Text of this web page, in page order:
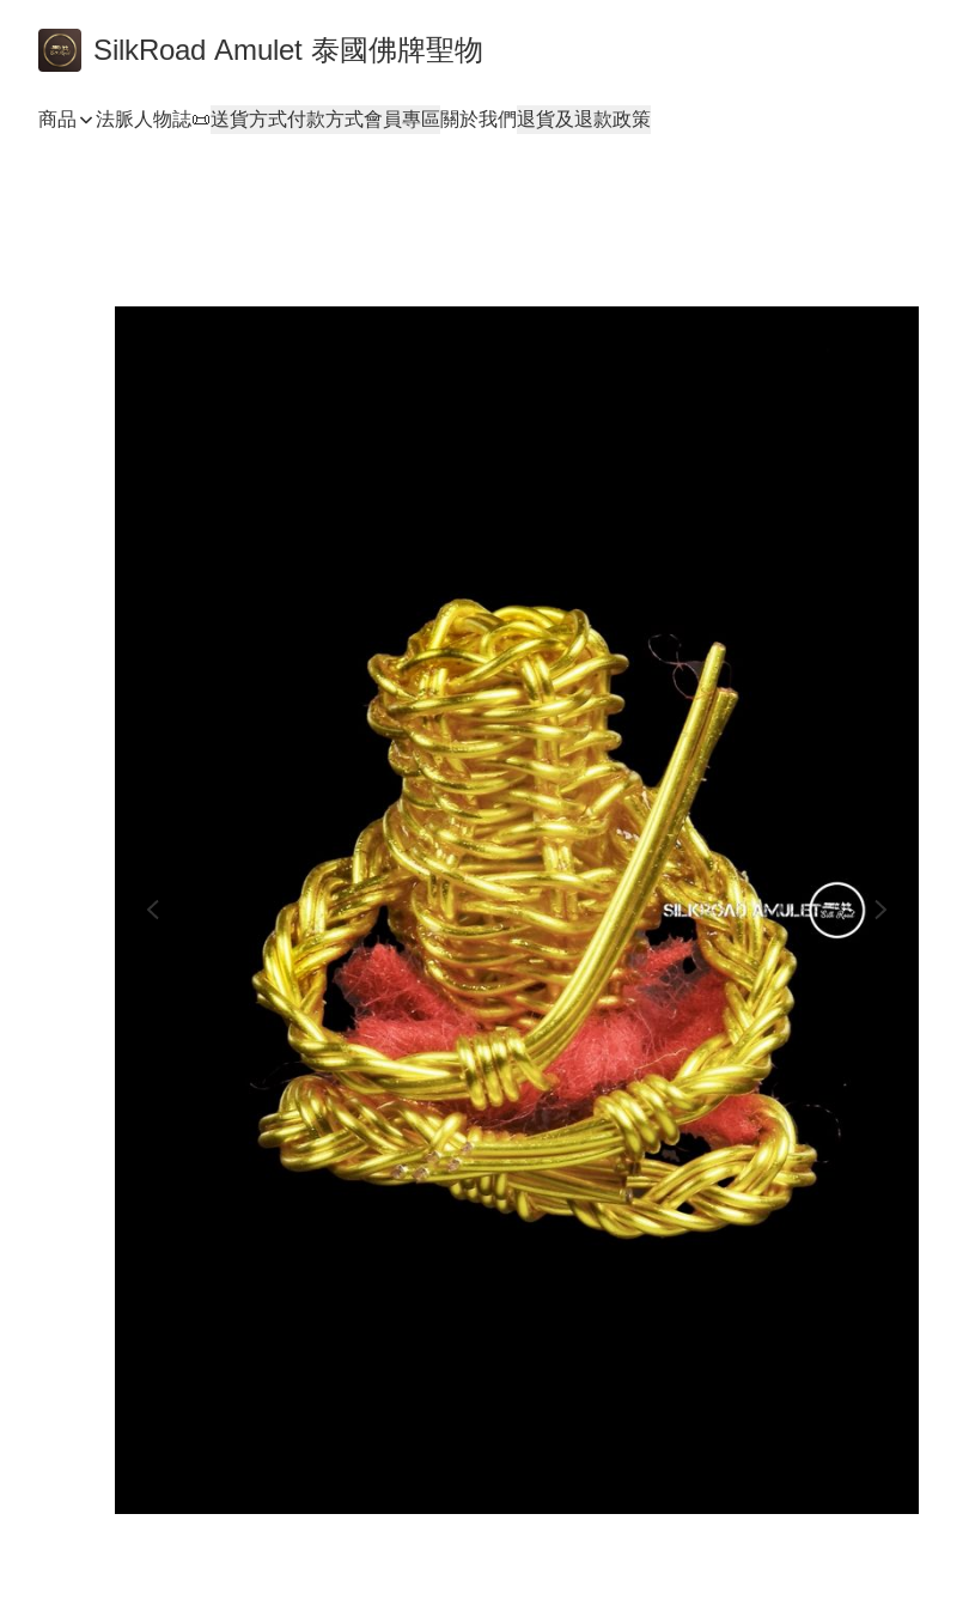
SilkRoad Amulet 泰國佛牌聖物
商品 法脈人物誌📜送貨方式付款方式會員專區關於我們退貨及退款政策